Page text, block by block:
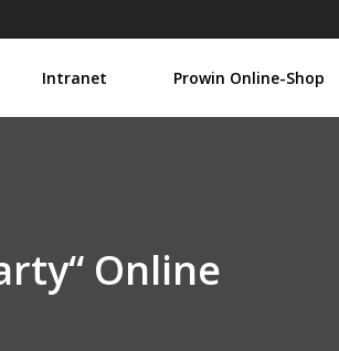
Intranet Prowin Online-Shop
Online